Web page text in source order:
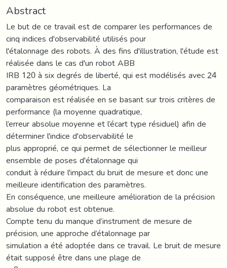
Abstract
Le but de ce travail est de comparer les performances de
cinq indices d'observabilité utilisés pour
l'étalonnage des robots. À des fins d'illustration, l'étude est
réalisée dans le cas d'un robot ABB
IRB 120 à six degrés de liberté, qui est modélisés avec 24
paramètres géométriques. La
comparaison est réalisée en se basant sur trois critères de
performance (la moyenne quadratique,
l’erreur absolue moyenne et l’écart type résiduel) afin de
déterminer l'indice d'observabilité le
plus approprié, ce qui permet de sélectionner le meilleur
ensemble de poses d'étalonnage qui
conduit à réduire l'impact du bruit de mesure et donc une
meilleure identification des paramètres.
En conséquence, une meilleure amélioration de la précision
absolue du robot est obtenue.
Compte tenu du manque d’instrument de mesure de
précision, une approche d’étalonnage par
simulation a été adoptée dans ce travail. Le bruit de mesure
était supposé être dans une plage de